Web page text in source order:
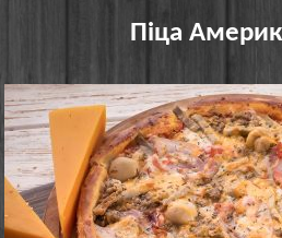
Піца